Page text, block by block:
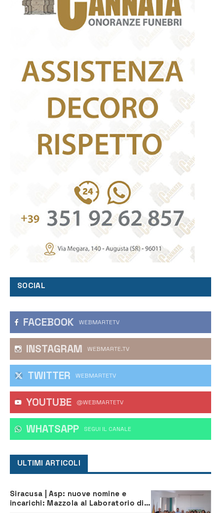
SOCIAL
FACEBOOK WEBMARTETV
INSTAGRAM WEBMARTE.TV
TWITTER WEBMARTETV
YOUTUBE @WEBMARTETV
WHATSAPP ‎SEGUI IL CANALE
ULTIMI ARTICOLI
Siracusa | Asp: nuove nomine e
incarichi: Mazzola al Laboratorio di